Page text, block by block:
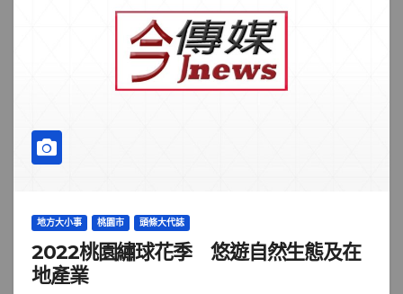
地方大小事 桃園市 頭條大代誌
2022桃園繡球花季 悠遊自然生態及在
地產業